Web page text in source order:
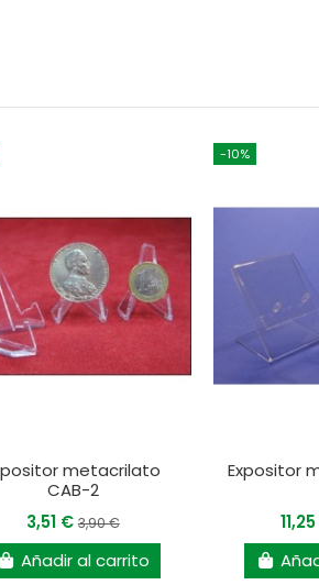
metacrilato
CAB-2
3,51 €3,90 €
Añadir al carrito
-10%
Expositor